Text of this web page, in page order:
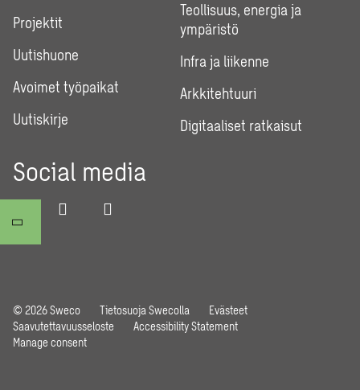
Projektit
Uutishuone
Avoimet työpaikat
Uutiskirje
Teollisuus, energia ja
ympäristö
Infra ja liikenne
Arkkitehtuuri
Digitaaliset ratkaisut
Social media
© 2026 Sweco Tietosuoja Swecolla
Evästeet
Saavutettavuusseloste
Accessibility Statement
Manage consent